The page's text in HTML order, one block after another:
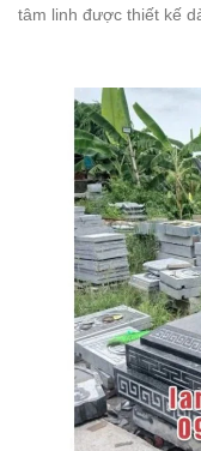
tâm linh được thiết kế